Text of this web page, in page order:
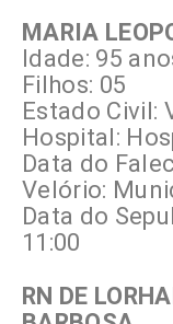
MARIA
Idade: 95
Filhos: 05
Estado Civil:
Hospital:
Data do
Velório:
Data do
11:00
RN DE